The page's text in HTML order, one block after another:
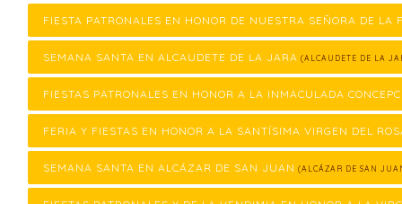
FIESTA PATRONALES EN HONOR DE NUESTRA SEÑORA DE LA
SEMANA SANTA EN ALCAUDETE DE LA JARA (ALCAUDETE DE LA
FIESTAS PATRONALES EN HONOR A LA INMACULADA
FERIA Y FIESTAS EN HONOR A LA SANTÍSIMA VIRGEN DEL
SEMANA SANTA EN ALCÁZAR DE SAN JUAN (ALCÁZAR DE SAN